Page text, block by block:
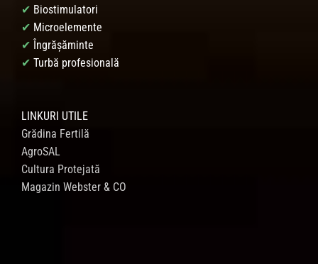
✔ Biostimulatori
✔ Microelemente
✔ Îngrășăminte
✔ Turbă profesională
LINKURI UTILE
Grădina Fertilă
AgroSAL
Cultura Protejată
Magazin Webster & CO